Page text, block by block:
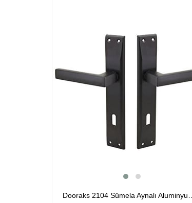
Dooraks 2104 Sümela Aynalı Aluminyum Kapıkolu